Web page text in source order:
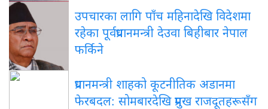
उपचारका लागि पाँच महिनादेखि विदेशमा
रहेका पूर्वप्रधानमन्त्री देउवा बिहीबार नेपाल
फर्किने
प्रधानमन्त्री शाहको कूटनीतिक अडानमा
फेरबदल: सोमबारदेखि प्रमुख राजदूतहरूसँग